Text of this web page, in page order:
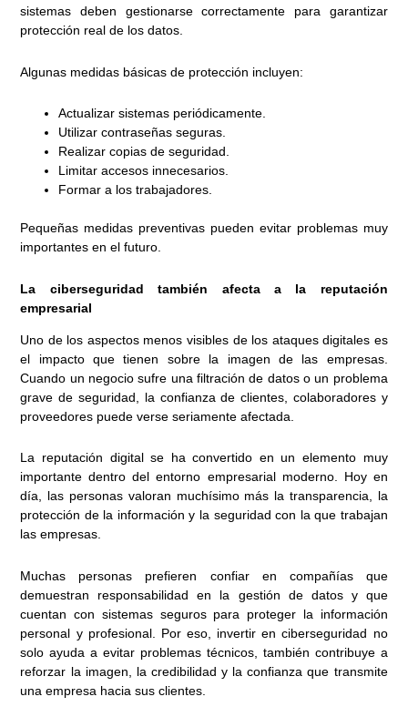
sistemas deben gestionarse correctamente para garantizar
protección real de los datos.
Algunas medidas básicas de protección incluyen:
Actualizar sistemas periódicamente.
Utilizar contraseñas seguras.
Realizar copias de seguridad.
Limitar accesos innecesarios.
Formar a los trabajadores.
Pequeñas medidas preventivas pueden evitar problemas muy
importantes en el futuro.
La ciberseguridad también afecta a la reputación
empresarial
Uno de los aspectos menos visibles de los ataques digitales es
el impacto que tienen sobre la imagen de las empresas.
Cuando un negocio sufre una filtración de datos o un problema
grave de seguridad, la confianza de clientes, colaboradores y
proveedores puede verse seriamente afectada.
La reputación digital se ha convertido en un elemento muy
importante dentro del entorno empresarial moderno. Hoy en
día, las personas valoran muchísimo más la transparencia, la
protección de la información y la seguridad con la que trabajan
las empresas.
Muchas personas prefieren confiar en compañías que
demuestran responsabilidad en la gestión de datos y que
cuentan con sistemas seguros para proteger la información
personal y profesional. Por eso, invertir en ciberseguridad no
solo ayuda a evitar problemas técnicos, también contribuye a
reforzar la imagen, la credibilidad y la confianza que transmite
una empresa hacia sus clientes.